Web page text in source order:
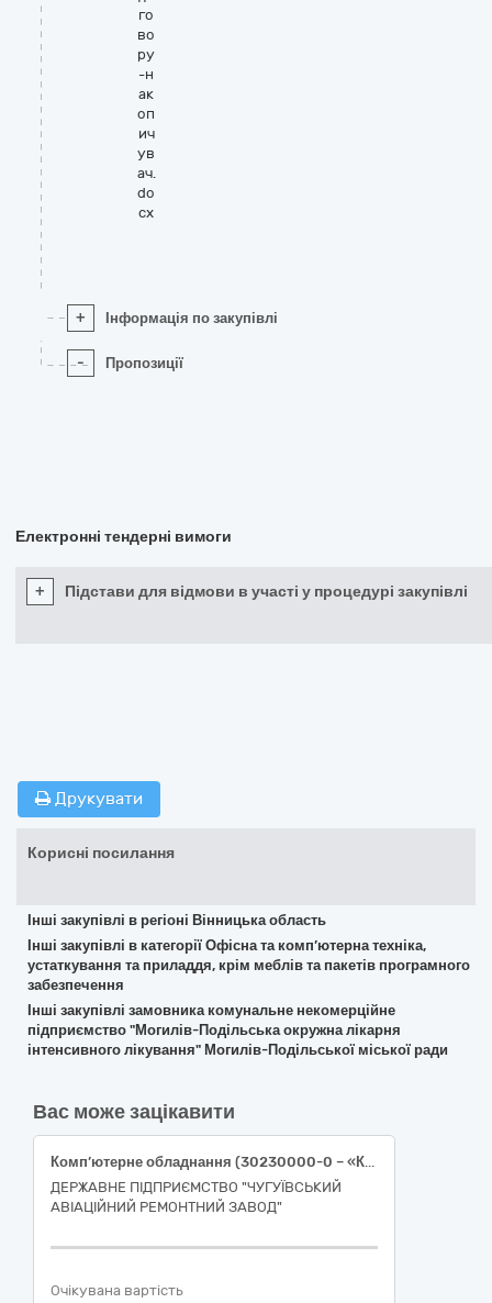
го
во
ру
-н
ак
оп
ич
ув
ач.
do
cx
+ Інформація по закупівлі
- Пропозиції
Електронні тендерні вимоги
+ Підстави для відмови в участі у процедурі закупівлі
Друкувати
Корисні посилання
Інші закупівлі в регіоні Вінницька область
Інші закупівлі в категорії Офісна та комп’ютерна техніка,
устаткування та приладдя, крім меблів та пакетів програмного
забезпечення
Інші закупівлі замовника комунальне некомерційне
підприємство "Могилів-Подільська окружна лікарня
інтенсивного лікування" Могилів-Подільської міської ради
Вас може зацікавити
Комп’ютерне обладнання (30230000-0 – «Комп’ютерне обладнання»)
ДЕРЖАВНЕ ПІДПРИЄМСТВО "ЧУГУЇВСЬКИЙ
АВІАЦІЙНИЙ РЕМОНТНИЙ ЗАВОД"
Очікувана вартість